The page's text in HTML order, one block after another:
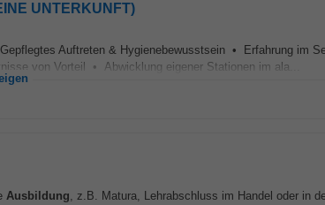
UNTERKUNFT)
Auftreten & Hygienebewusstsein • Erfahrung im
von Vorteil • Abwicklung eigener Stationen im ala...
Ausbildung, z.B. Matura, Lehrabschluss im Handel oder in